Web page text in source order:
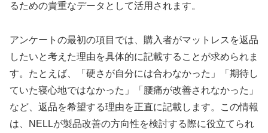
るための貴重なデータとして活用されます。
アンケートの最初の項目では、購入者がマットレスを返品
したいと考えた理由を具体的に記載することが求められま
す。たとえば、「硬さが自分には合わなかった」「期待し
ていた寝心地ではなかった」「腰痛が改善されなかった」
など、返品を希望する理由を正直に記載します。この情報
は、NELLが製品改善の方向性を検討する際に役立てられ